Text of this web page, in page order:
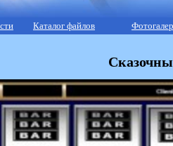
Каталог файлов